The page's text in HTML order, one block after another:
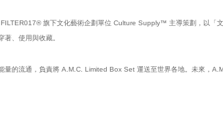
旗下文化藝術企劃單位 Culture Supply™ 主導策劃，以
、使用與收藏。
的流通，負責將 A.M.C. Limited Box Set 運送至世界各地。未來，